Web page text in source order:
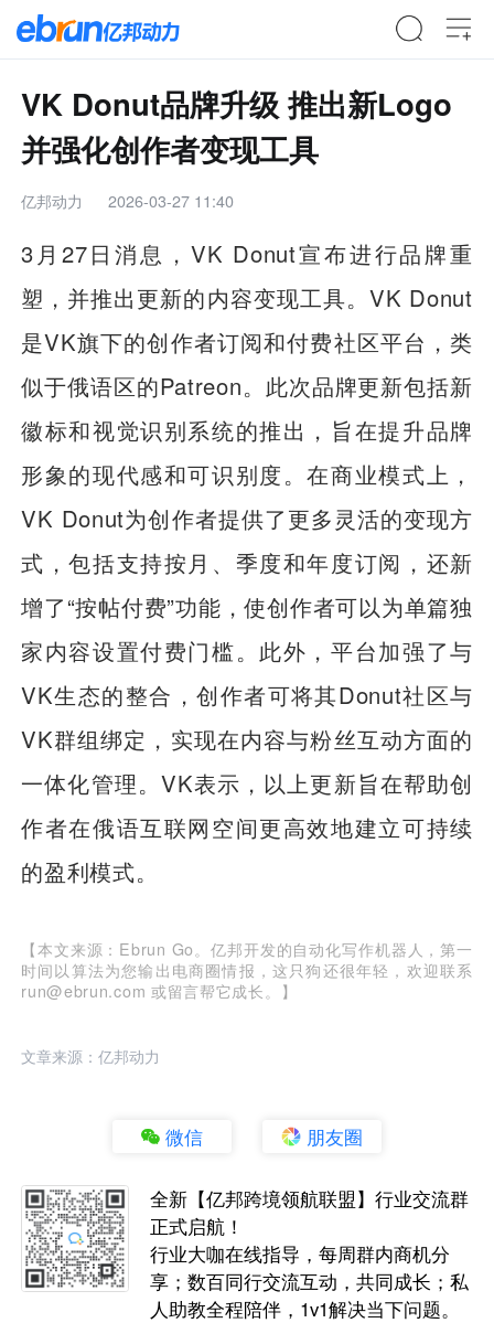
VK Donut品牌升级 推出新Logo
并强化创作者变现工具
亿邦动力 2026-03-27 11:40
3月27日消息，VK Donut宣布进行品牌重
塑，并推出更新的内容变现工具。VK Donut
是VK旗下的创作者订阅和付费社区平台，类
似于俄语区的Patreon。此次品牌更新包括新
徽标和视觉识别系统的推出，旨在提升品牌
形象的现代感和可识别度。在商业模式上，
VK Donut为创作者提供了更多灵活的变现方
式，包括支持按月、季度和年度订阅，还新
增了“按帖付费”功能，使创作者可以为单篇独
家内容设置付费门槛。此外，平台加强了与
VK生态的整合，创作者可将其Donut社区与
VK群组绑定，实现在内容与粉丝互动方面的
一体化管理。VK表示，以上更新旨在帮助创
作者在俄语互联网空间更高效地建立可持续
的盈利模式。
【本文来源：Ebrun Go。亿邦开发的自动化写作机器人，第一
时间以算法为您输出电商圈情报，这只狗还很年轻，欢迎联系
run@ebrun.com 或留言帮它成长。】
文章来源：亿邦动力
微信 朋友圈
全新【亿邦跨境领航联盟】行业交流群
正式启航！
行业大咖在线指导，每周群内商机分
享；数百同行交流互动，共同成长；私
人助教全程陪伴，1v1解决当下问题。